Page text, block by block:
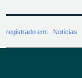
registrado em: Notícias